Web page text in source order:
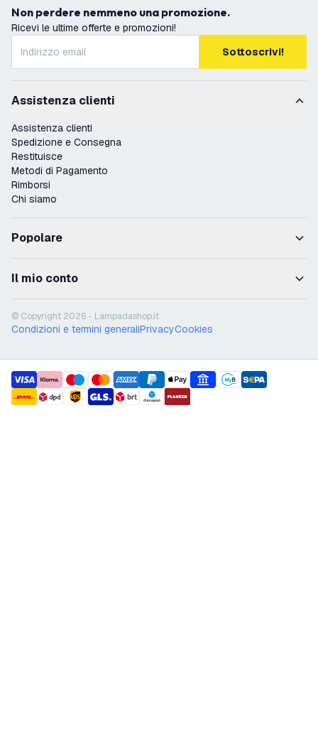
Non perdere nemmeno una promozione.
Ricevi le ultime offerte e promozioni!
Sottoscrivi!
Assistenza clienti
Assistenza clienti
Spedizione e Consegna
Restituisce
Metodi di Pagamento
Rimborsi
Chi siamo
Popolare
Il mio conto
© Copyright 2026 - Lampadashop.it
Condizioni e termini generaliPrivacyCookies
payment methods
shipment methods